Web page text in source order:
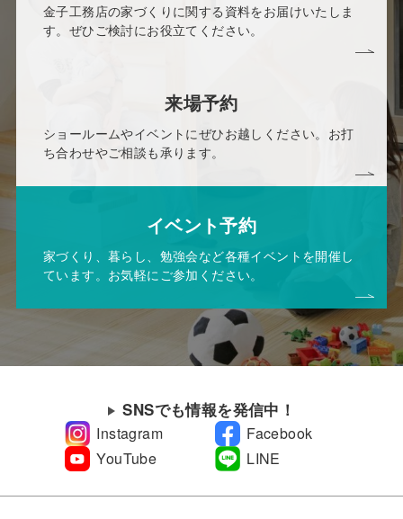
金子工務店の家づくりに関する資料をお届けいたしま
す。ぜひご検討にお役立てください。
来場予約
ショールームやイベントにぜひお越しください。お打
ち合わせやご相談も承ります。
イベント予約
家づくり、暮らし、勉強会など各種イベントを開催し
ています。お気軽にご参加ください。
SNSでも情報を発信中！
Instagram
Facebook
YouTube
LINE